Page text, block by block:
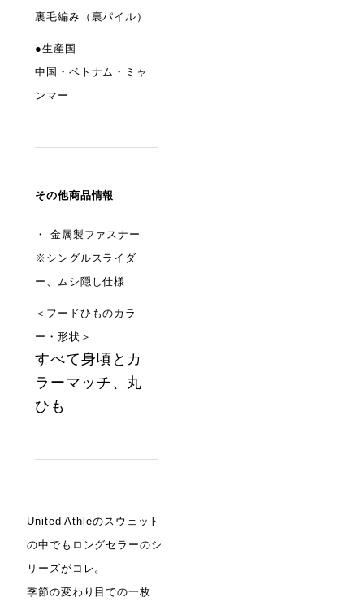
裏毛編み（裏パイル）
●生産国
中国・ベトナム・ミャ
ンマー
その他商品情報
・ 金属製ファスナー
※シングルスライダ
ー、ムシ隠し仕様
＜フードひものカラ
ー・形状＞
すべて身頃とカ
ラーマッチ、丸
ひも
United Athleのスウェット
の中でもロングセラーのシ
リーズがコレ。
季節の変わり目での一枚